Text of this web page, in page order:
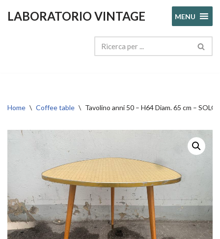
LABORATORIO VINTAGE MENU
Home \ Coffee table \ Tavolino anni 50 – H64 Diam. 65 cm –